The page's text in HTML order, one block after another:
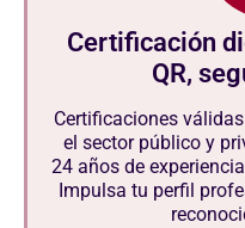
Certificación
QR,
Certificaciones
el sector público y
24 años de
Impulsa tu perfil